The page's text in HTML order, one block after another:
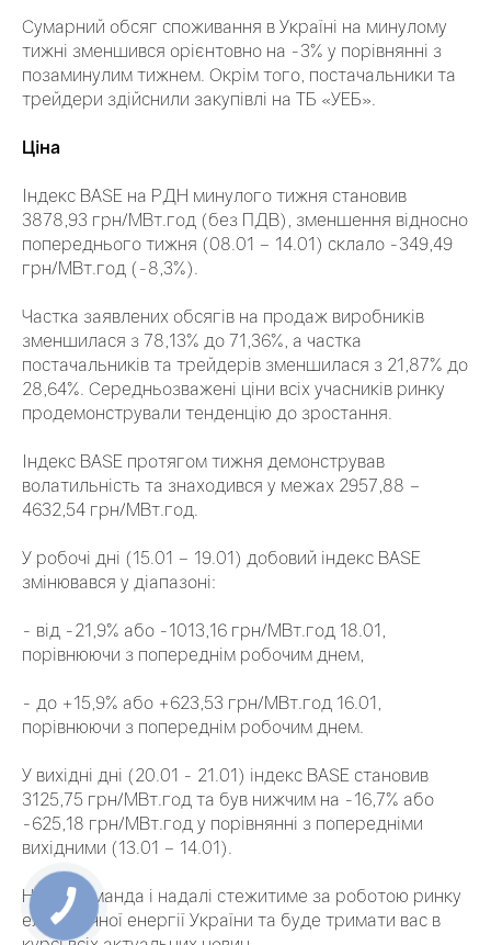
Сумарний обсяг споживання в Україні на минулому
тижні зменшився орієнтовно на -3% у порівнянні з
позаминулим тижнем. Окрім того, постачальники та
трейдери здійснили закупівлі на ТБ «УЕБ».
Ціна
Індекс BASE на РДН минулого тижня становив
3878,93 грн/МВт.год (без ПДВ), зменшення відносно
попереднього тижня (08.01 – 14.01) склало -349,49
грн/МВт.год (-8,3%).
Частка заявлених обсягів на продаж виробників
зменшилася з 78,13% до 71,36%, а частка
постачальників та трейдерів зменшилася з 21,87% до
28,64%. Середньозважені ціни всіх учасників ринку
продемонстрували тенденцію до зростання.
Індекс BASE протягом тижня демонстрував
волатильність та знаходився у межах 2957,88 –
4632,54 грн/МВт.год.
У робочі дні (15.01 – 19.01) добовий індекс BASE
змінювався у діапазоні:
- від -21,9% або -1013,16 грн/МВт.год 18.01,
порівнюючи з попереднім робочим днем,
- до +15,9% або +623,53 грн/МВт.год 16.01,
порівнюючи з попереднім робочим днем.
У вихідні дні (20.01 - 21.01) індекс BASE становив
3125,75 грн/МВт.год та був нижчим на -16,7% або
-625,18 грн/МВт.год у порівнянні з попередніми
вихідними (13.01 – 14.01).
Наша команда і надалі стежитиме за роботою ринку
електричної енергії України та буде тримати вас в